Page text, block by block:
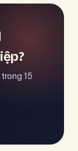
15